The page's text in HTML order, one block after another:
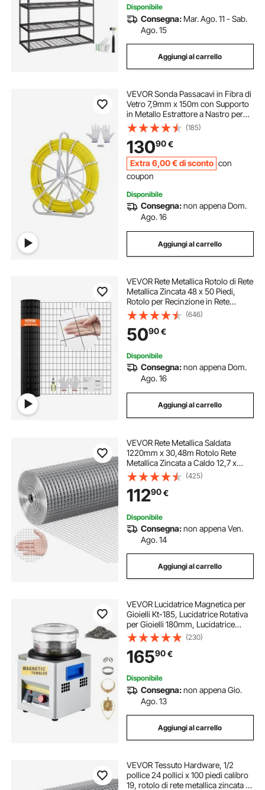
Disponibile
Consegna: Mar. Ago. 11 - Sab.
Ago. 15
Aggiungi al carrello
VEVOR Sonda Passacavi in Fibra di
Vetro 7,9mm x 150m con Supporto
in Metallo Estrattore a Nastro per
Cavo Elettrico con 2 Teste di
Trazione Strumento di Installazione
del Cavo Elettrico in Fiberglass
(185)
13090€
Extra 6,00 €di sconto con
coupon
Disponibile
Consegna:non appena Dom.
Ago. 16
Aggiungi al carrello
VEVOR Rete Metallica Rotolo di Rete
Metallica Zincata 48 x 50 Piedi,
Rotolo per Recinzione in Rete
Metallica Calibro 16, Rete Metallica
con Rivestimento in Vinile per
Barriere per pollai
(646)
5090€
Disponibile
Consegna:non appena Dom.
Ago. 16
Aggiungi al carrello
VEVOR Rete Metallica Saldata
1220mm x 30,48m Rotolo Rete
Metallica Zincata a Caldo 12,7 x
12,7mm Maglia Calibro 19
Recinzione in Filo per Polli per
Gabbie per Conigli, Giardino,
Piccoli Roditori
(425)
11290€
Disponibile
Consegna:non appena Ven.
Ago. 14
Aggiungi al carrello
VEVOR Lucidatrice Magnetica per
Gioielli Kt-185, Lucidatrice Rotativa
per Gioielli 180mm, Lucidatrice
Professionale a Tamburo Rotante
con Rotazione Bidirezionale 2000
RPM, per Metallo Leggero
(230)
16590€
Disponibile
Consegna:non appena Gio.
Ago. 13
Aggiungi al carrello
VEVOR Tessuto Hardware, 1/2
pollice 24 pollici x 100 piedi calibro
19, rotolo di rete metallica zincata a